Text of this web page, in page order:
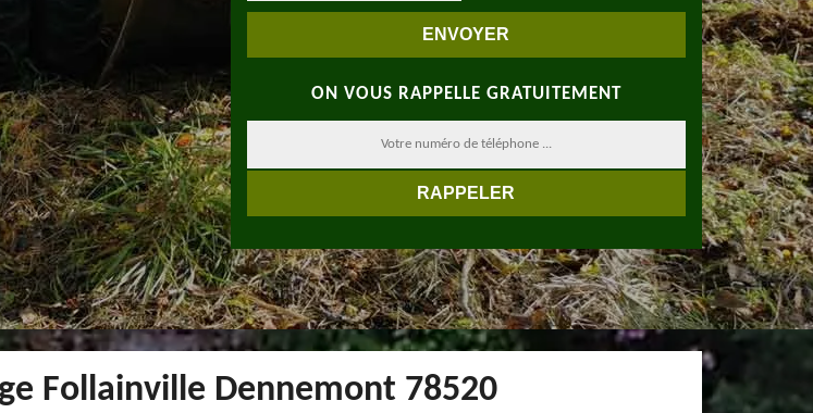
ON VOUS RAPPELLE GRATUITEMENT
Follainville Dennemont 78520